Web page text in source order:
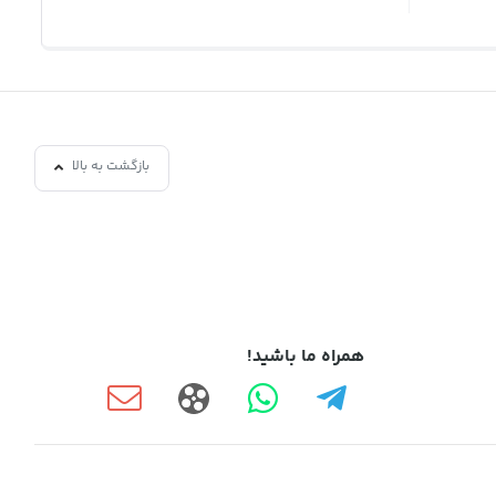
بازگشت به بالا
همراه ما باشید!